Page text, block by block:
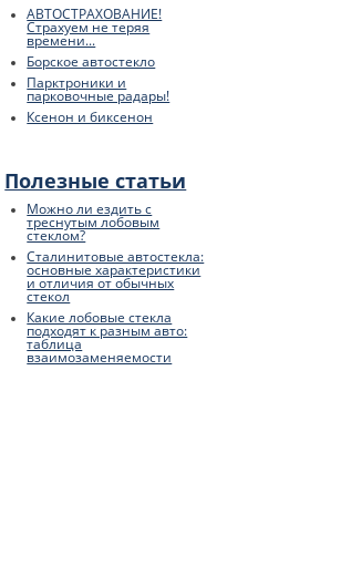
АВТОСТРАХОВАНИЕ!
Страхуем не теряя
времени...
Борское автостекло
Парктроники и
парковочные радары!
Ксенон и биксенон
Полезные статьи
Можно ли ездить с
треснутым лобовым
стеклом?
Сталинитовые автостекла:
основные характеристики
и отличия от обычных
стекол
Какие лобовые стекла
подходят к разным авто:
таблица
взаимозаменяемости